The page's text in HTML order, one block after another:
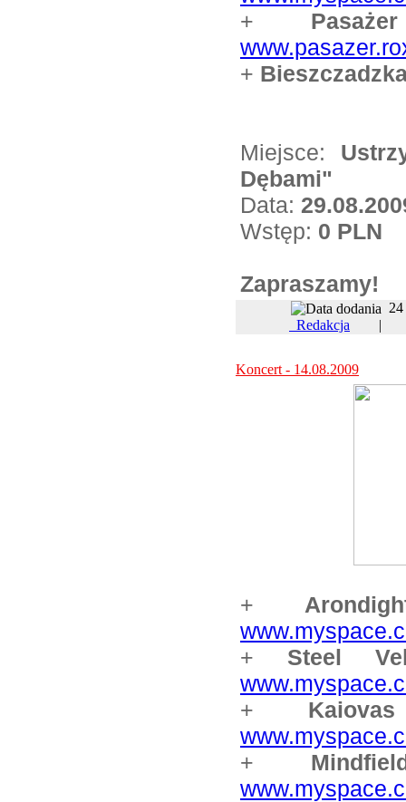
+ Pasażer
+
Miejsce:
Dębami"
Data:
Wstęp: 0 PLN
Zapraszamy!
Redakcja
Koncert - 14.08.2009
+
+ Steel
+ Kaiovas
+